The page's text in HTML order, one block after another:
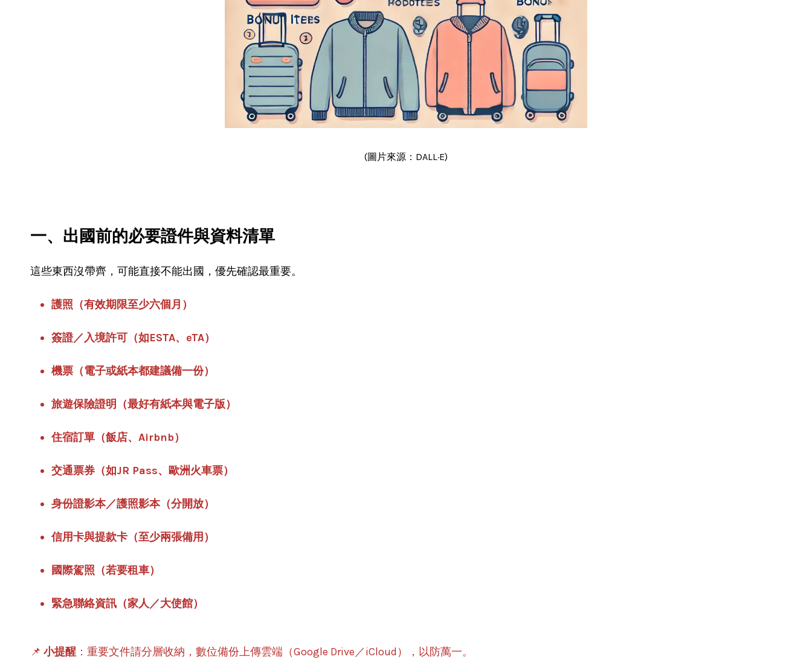
(圖片來源：DALL·E)
一、出國前的必要證件與資料清單
這些東西沒帶齊，可能直接不能出國，優先確認最重要。
護照（有效期限至少六個月）
簽證／入境許可（如ESTA、eTA）
機票（電子或紙本都建議備一份）
旅遊保險證明（最好有紙本與電子版）
住宿訂單（飯店、Airbnb）
交通票券（如JR Pass、歐洲火車票）
身份證影本／護照影本（分開放）
信用卡與提款卡（至少兩張備用）
國際駕照（若要租車）
緊急聯絡資訊（家人／大使館）
📌 小提醒 ：重要文件請分層收納，數位備份上傳雲端（Google Drive／iCloud），以防萬一。